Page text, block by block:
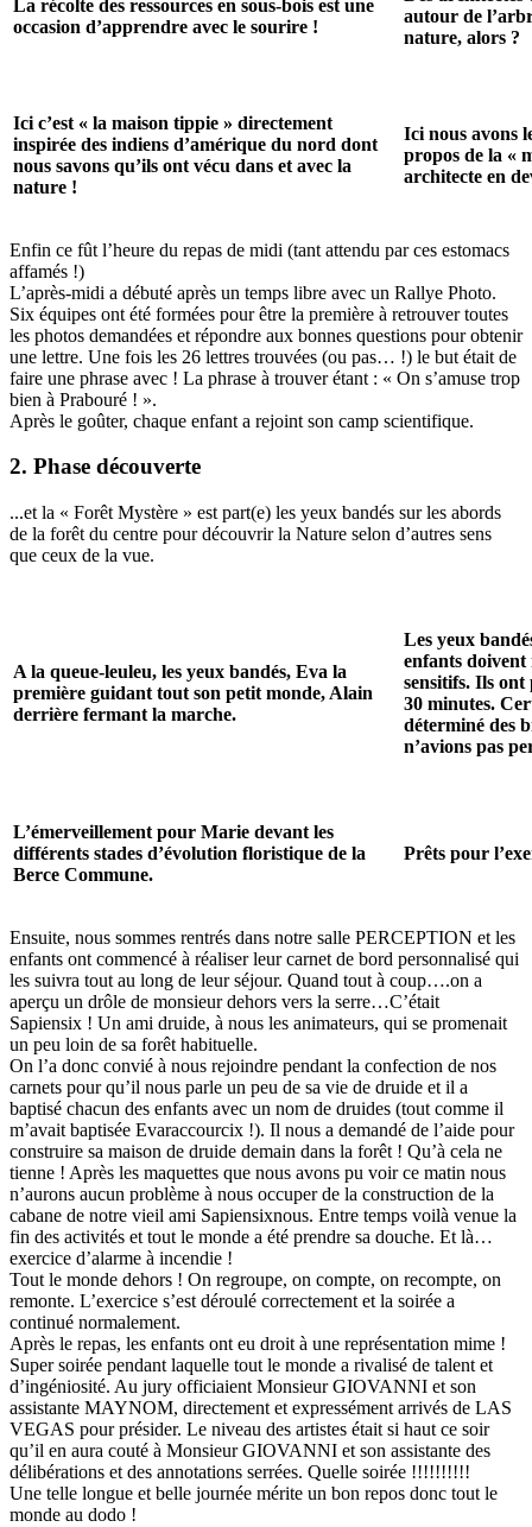
La récolte des ressources en sous-bois est une
occasion d’apprendre avec le sourire !
autour de
nature, alors ?
Ici c’est « la maison tippie » directement
inspirée des indiens d’amérique du nord dont
nous savons qu’ils ont vécu dans et avec la
nature !
Ici nous avons
propos de la «
architecte en
Enfin ce fût l’heure du repas de midi (tant attendu par ces estomacs
affamés !)
L’après-midi a débuté après un temps libre avec un Rallye Photo.
Six équipes ont été formées pour être la première à retrouver toutes
les photos demandées et répondre aux bonnes questions pour obtenir
une lettre. Une fois les 26 lettres trouvées (ou pas… !) le but était de
faire une phrase avec ! La phrase à trouver étant : « On s’amuse trop
bien à Prabouré ! ».
Après le goûter, chaque enfant a rejoint son camp scientifique.
2. Phase découverte
...et la « Forêt Mystère » est part(e) les yeux bandés sur les abords
de la forêt du centre pour découvrir la Nature selon d’autres sens
que ceux de la vue.
A la queue-leuleu, les yeux bandés, Eva la
première guidant tout son petit monde, Alain
derrière fermant la marche.
Les yeux
enfants
sensitifs. Ils
30 minutes.
déterminé des
n’avions pas
L’émerveillement pour Marie devant les
différents stades d’évolution floristique de la
Berce Commune.
Prêts pour
Ensuite, nous sommes rentrés dans notre salle PERCEPTION et les
enfants ont commencé à réaliser leur carnet de bord personnalisé qui
les suivra tout au long de leur séjour. Quand tout à coup….on a
aperçu un drôle de monsieur dehors vers la serre…C’était
Sapiensix ! Un ami druide, à nous les animateurs, qui se promenait
un peu loin de sa forêt habituelle.
On l’a donc convié à nous rejoindre pendant la confection de nos
carnets pour qu’il nous parle un peu de sa vie de druide et il a
baptisé chacun des enfants avec un nom de druides (tout comme il
m’avait baptisée Evaraccourcix !). Il nous a demandé de l’aide pour
construire sa maison de druide demain dans la forêt ! Qu’à cela ne
tienne ! Après les maquettes que nous avons pu voir ce matin nous
n’aurons aucun problème à nous occuper de la construction de la
cabane de notre vieil ami Sapiensixnous. Entre temps voilà venue la
fin des activités et tout le monde a été prendre sa douche. Et là…
exercice d’alarme à incendie !
Tout le monde dehors ! On regroupe, on compte, on recompte, on
remonte. L’exercice s’est déroulé correctement et la soirée a
continué normalement.
Après le repas, les enfants ont eu droit à une représentation mime !
Super soirée pendant laquelle tout le monde a rivalisé de talent et
d’ingéniosité. Au jury officiaient Monsieur GIOVANNI et son
assistante MAYNOM, directement et expressément arrivés de LAS
VEGAS pour présider. Le niveau des artistes était si haut ce soir
qu’il en aura couté à Monsieur GIOVANNI et son assistante des
délibérations et des annotations serrées. Quelle soirée !!!!!!!!!!
Une telle longue et belle journée mérite un bon repos donc tout le
monde au dodo !